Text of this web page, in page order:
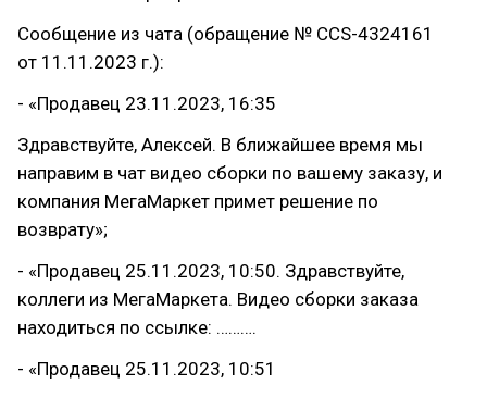
Сообщение из чата (обращение № CCS-4324161
от 11.11.2023 г.):
- «Продавец 23.11.2023, 16:35
Здравствуйте, Алексей. В ближайшее время мы
направим в чат видео сборки по вашему заказу, и
компания МегаМаркет примет решение по
возврату»;
- «Продавец 25.11.2023, 10:50. Здравствуйте,
коллеги из МегаМаркета. Видео сборки заказа
находиться по ссылке: ……….
- «Продавец 25.11.2023, 10:51